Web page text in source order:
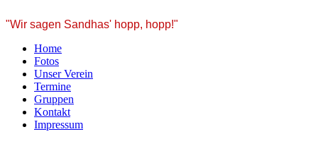
"Wir sagen Sandhas' hopp, hopp!"
Home
Fotos
Unser Verein
Termine
Gruppen
Kontakt
Impressum